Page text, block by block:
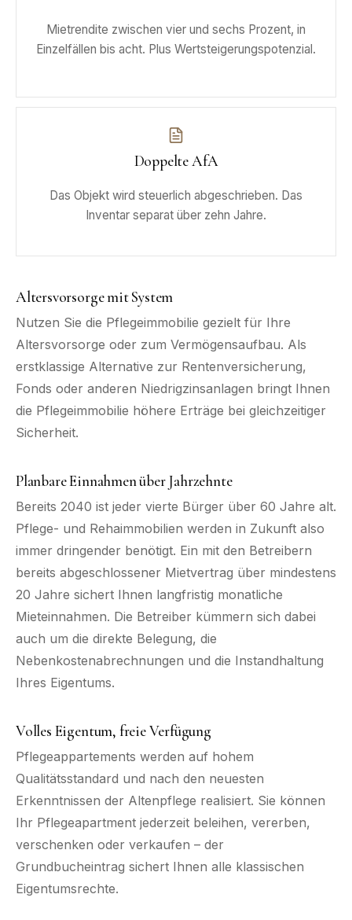
Mietrendite zwischen vier und sechs Prozent, in
Einzelfällen bis acht. Plus Wertsteigerungspotenzial.
Doppelte AfA
Das Objekt wird steuerlich abgeschrieben. Das
Inventar separat über zehn Jahre.
Altersvorsorge mit System
Nutzen Sie die Pflegeimmobilie gezielt für Ihre
Altersvorsorge oder zum Vermögensaufbau. Als
erstklassige Alternative zur Rentenversicherung,
Fonds oder anderen Niedrigzinsanlagen bringt Ihnen
die Pflegeimmobilie höhere Erträge bei gleichzeitiger
Sicherheit.
Planbare Einnahmen über Jahrzehnte
Bereits 2040 ist jeder vierte Bürger über 60 Jahre alt.
Pflege- und Rehaimmobilien werden in Zukunft also
immer dringender benötigt. Ein mit den Betreibern
bereits abgeschlossener Mietvertrag über mindestens
20 Jahre sichert Ihnen langfristig monatliche
Mieteinnahmen. Die Betreiber kümmern sich dabei
auch um die direkte Belegung, die
Nebenkostenabrechnungen und die Instandhaltung
Ihres Eigentums.
Volles Eigentum, freie Verfügung
Pflegeappartements werden auf hohem
Qualitätsstandard und nach den neuesten
Erkenntnissen der Altenpflege realisiert. Sie können
Ihr Pflegeapartment jederzeit beleihen, vererben,
verschenken oder verkaufen – der
Grundbucheintrag sichert Ihnen alle klassischen
Eigentumsrechte.